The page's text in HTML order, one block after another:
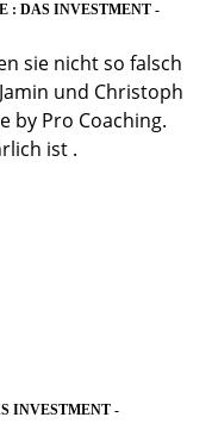
: DAS INVESTMENT -
sie nicht so falsch
und Christoph
by Pro Coaching.
ist .
INVESTMENT -